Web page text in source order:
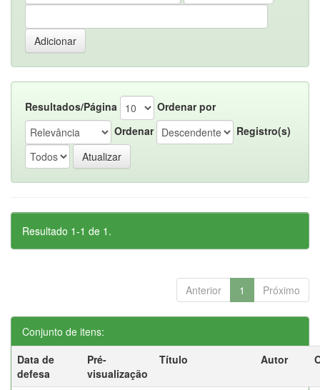
Resultados/Página
Ordenar por
Ordenar
Registro(s)
Resultado 1-1 de 1.
Anterior 1 Próximo
Conjunto de itens:
Data de
defesa
Pré-
visualização
Título Autor